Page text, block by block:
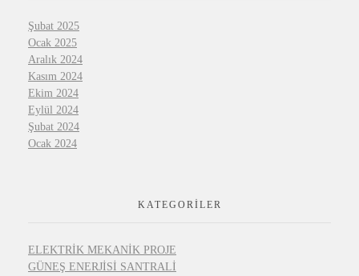
Şubat 2025
Ocak 2025
Aralık 2024
Kasım 2024
Ekim 2024
Eylül 2024
Şubat 2024
Ocak 2024
KATEGORILER
ELEKTRIK MEKANIK PROJE
GÜNEŞ ENERJISI SANTRALI